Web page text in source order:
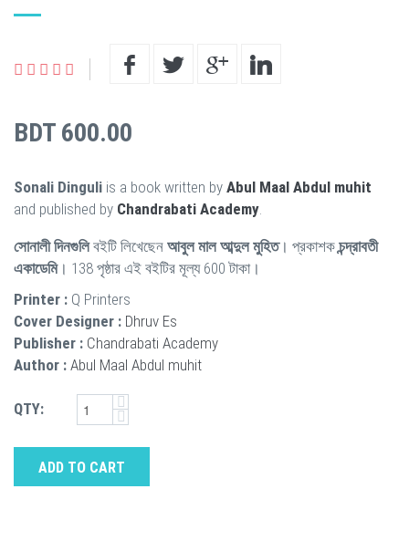
BDT 600.00
Sonali Dinguli is a book written by Abul Maal Abdul muhit
and published by Chandrabati Academy
সোনালী দিনগুলিবইটি লিখেছেন আবুল মাল আব্দুল মুহিত। প্রকাশকচন্দ্রাবতী
একাডেমি। 138 পৃষ্ঠার এই বইটির মূল্য 600 টাকা।
Printer : Q Printers
Cover Designer : Dhruv Es
Publisher : Chandrabati Academy
Author : Abul Maal Abdul muhit
QTY:
ADD TO CART